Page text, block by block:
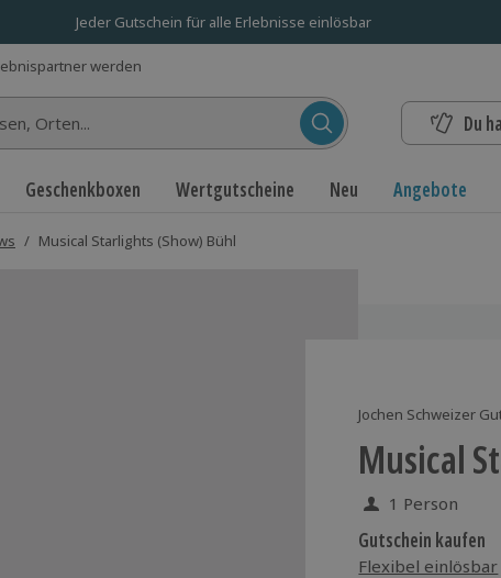
Jeder Gutschein für alle Erlebnisse einlösbar
werden
Du
Geschenkboxen Wertgutscheine Neu Angebote
/ Musical Starlights (Show) Bühl
Jochen Schweizer
Musical
1 Person
Gutschein kaufen
Flexibel einlösbar